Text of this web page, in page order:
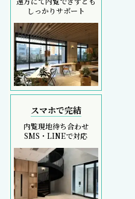
しっかりサポート
スマホで完結
内覧現地待ち合わせ
SMS・LINEで対応